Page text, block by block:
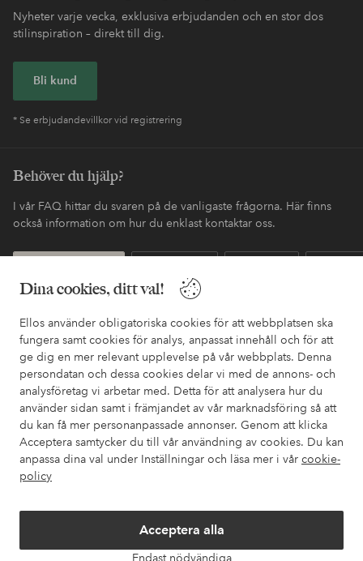
Dina cookies, ditt val!
Ellos använder obligatoriska cookies för att webbplatsen ska
fungera samt cookies för analys, anpassat innehåll och för att
ge dig en mer relevant upplevelse på vår webbplats. Denna
persondatan och dessa cookies delar vi med de annons- och
analysföretag vi arbetar med. Detta för att analysera hur du
använder sidan samt i främjandet av vår marknadsföring så att
du kan få mer personanpassade annonser. Genom att klicka
Acceptera samtycker du till vår användning av cookies. Du kan
anpassa dina val under Inställningar och läsa mer i vår cookie-
policy
Acceptera alla
Endast nödvändiga
Nyheter varje vecka, exklusiva erbjudanden och en stor dos
stilinspiration – direkt till dig.
Bli kund
* Se erbjudandevillkor vid registrering
Behöver du hjälp?
I vår FAQ hittar du svaren på de vanligaste frågorna. Här finns
också information om hur du enklast kontaktar oss.
Mina sidor
Om Ellos
Våra tjänster
Villkor
Vänner